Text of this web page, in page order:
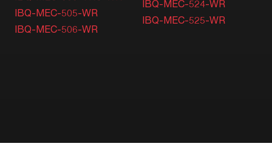
IBQ-MEC-505-WR
IBQ-MEC-506-WR
IBQ-MEC-524-WR
IBQ-MEC-525-WR